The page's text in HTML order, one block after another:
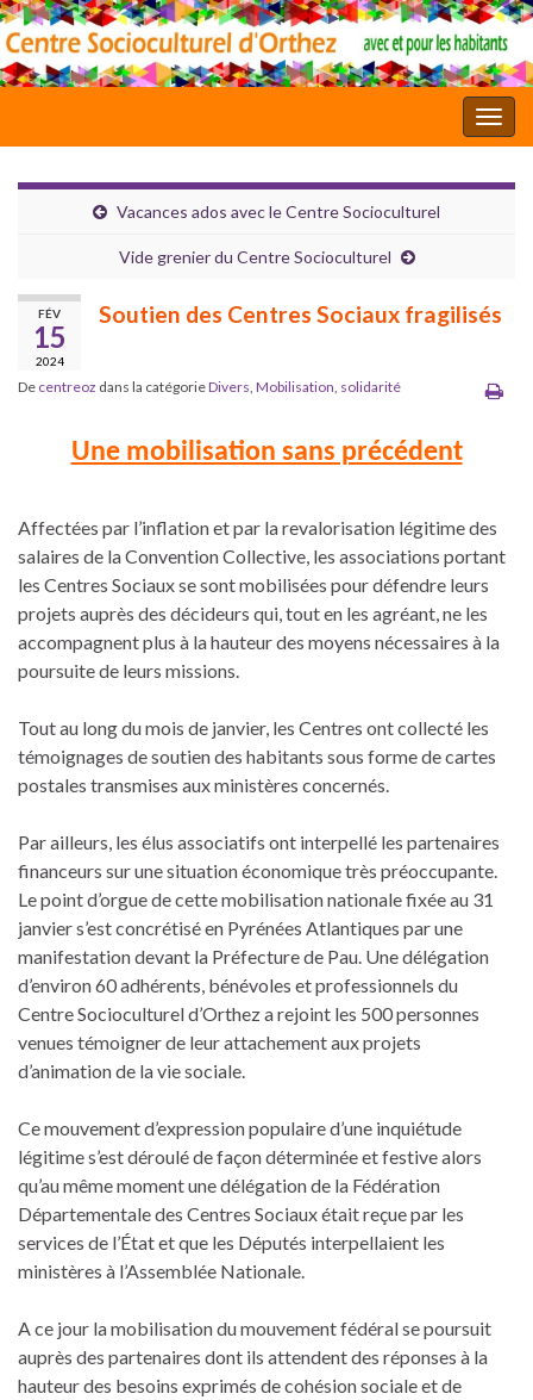
Vacances ados avec le Centre Socioculturel
Vide grenier du Centre Socioculturel
FÉV
15
2024
Soutien des Centres Sociaux fragilisés
De centreoz dans la catégorieDivers, Mobilisation, solidarité
Une mobilisation sans précédent
Affectées par l’inflation et par la revalorisation légitime des
salaires de la Convention Collective, les associations portant
les Centres Sociaux se sont mobilisées pour défendre leurs
projets auprès des décideurs qui, tout en les agréant, ne les
accompagnent plus à la hauteur des moyens nécessaires à la
poursuite de leurs missions.
Tout au long du mois de janvier, les Centres ont collecté les
témoignages de soutien des habitants sous forme de cartes
postales transmises aux ministères concernés.
Par ailleurs, les élus associatifs ont interpellé les partenaires
financeurs sur une situation économique très préoccupante.
Le point d’orgue de cette mobilisation nationale fixée au 31
janvier s’est concrétisé en Pyrénées Atlantiques par une
manifestation devant la Préfecture de Pau. Une délégation
d’environ 60 adhérents, bénévoles et professionnels du
Centre Socioculturel d’Orthez a rejoint les 500 personnes
venues témoigner de leur attachement aux projets
d’animation de la vie sociale.
Ce mouvement d’expression populaire d’une inquiétude
légitime s’est déroulé de façon déterminée et festive alors
qu’au même moment une délégation de la Fédération
Départementale des Centres Sociaux était reçue par les
services de l’État et que les Députés interpellaient les
ministères à l’Assemblée Nationale.
A ce jour la mobilisation du mouvement fédéral se poursuit
auprès des partenaires dont ils attendent des réponses à la
hauteur des besoins exprimés de cohésion sociale et de